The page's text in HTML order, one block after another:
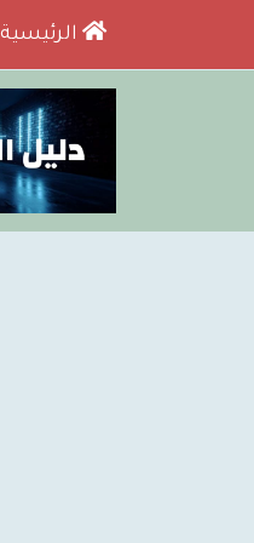
الرئيسية